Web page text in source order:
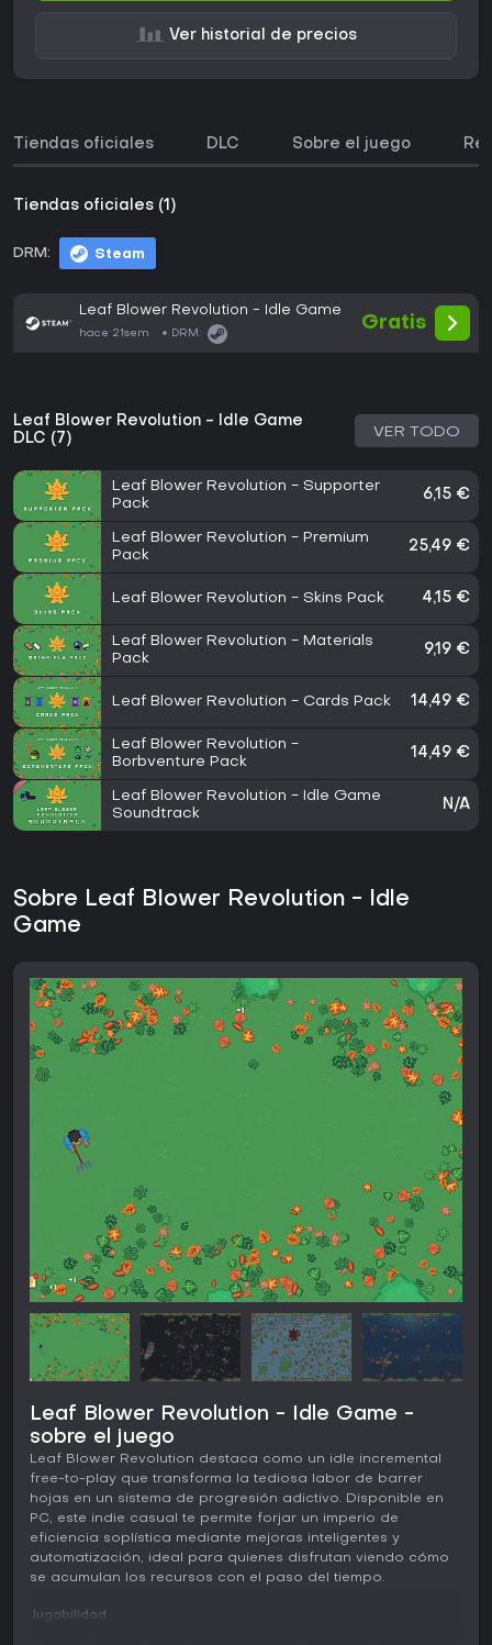
Ver historial de precios
Tiendas oficiales DLC Sobre el juego
Tiendas oficiales (1)
DRM: Steam
Leaf Blower Revolution - Idle Game
hace 21sem DRM:
Gratis
Leaf Blower Revolution - Idle Game
DLC (7)
VER TODO
Leaf Blower Revolution - Supporter
Pack
6,15 €
Leaf Blower Revolution - Premium
Pack
25,49 €
Leaf Blower Revolution - Skins Pack 4,15 €
Leaf Blower Revolution - Materials
Pack
9,19 €
Leaf Blower Revolution - Cards Pack 14,49 €
Leaf Blower Revolution -
Borbventure Pack
14,49 €
Leaf Blower Revolution - Idle Game
Soundtrack
N/A
Sobre Leaf Blower Revolution - Idle
Game
Leaf Blower Revolution - Idle Game -
sobre el juego
Leaf Blower Revolution destaca como un idle incremental
free-to-play que transforma la tediosa labor de barrer
hojas en un sistema de progresión adictivo. Disponible en
PC, este indie casual te permite forjar un imperio de
eficiencia soplística mediante mejoras inteligentes y
automatización, ideal para quienes disfrutan viendo cómo
se acumulan los recursos con el paso del tiempo.
Jugabilidad